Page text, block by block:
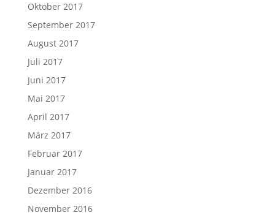
Oktober 2017
September 2017
August 2017
Juli 2017
Juni 2017
Mai 2017
April 2017
März 2017
Februar 2017
Januar 2017
Dezember 2016
November 2016